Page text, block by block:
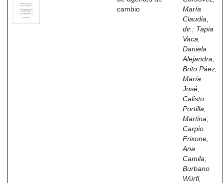
cambio
María
Claudia,
dir. ; Tapia
Vaca,
Daniela
Alejandra;
Brito Páez,
María
José;
Calisto
Portilla,
Martina;
Carpio
Frixone,
Ana
Camila;
Burbano
Würfl,